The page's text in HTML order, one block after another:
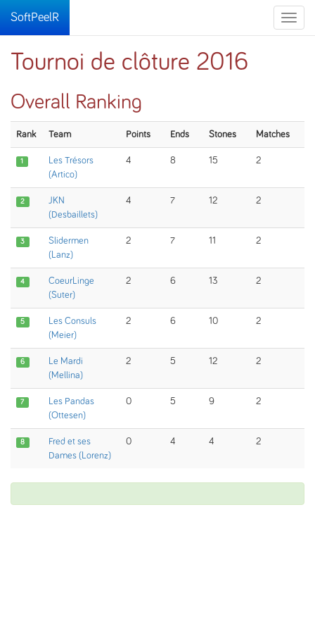
Toggle
SoftPeelR
Tournoi de clôture 2016
Overall Ranking
Rank Team Points Ends Stones Matches
1
Les Trésors
(Artico)
4 8 15 2
2
JKN
(Desbaillets)
4 7 12 2
3
Slidermen
(Lanz)
2 7 11 2
4
CoeurLinge
(Suter)
2 6 13 2
5
Les Consuls
(Meier)
2 6 10 2
6
Le Mardi
(Mellina)
2 5 12 2
7
Les Pandas
(Ottesen)
0 5 9 2
8
Fred et ses
Dames (Lorenz)
0 4 4 2